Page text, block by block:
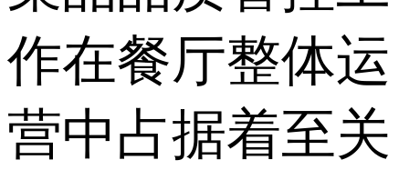
作在餐厅整体运
营中占据着至关